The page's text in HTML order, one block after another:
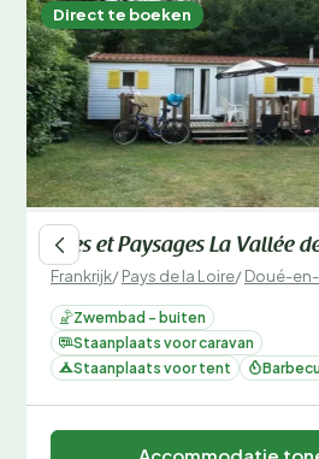
Direct te boeken
Sites et Paysages La Vallée
Frankrijk/Pays de la Loire/Doué-
Zwembad - buiten
Staanplaats voor caravan
Staanplaats voor tent